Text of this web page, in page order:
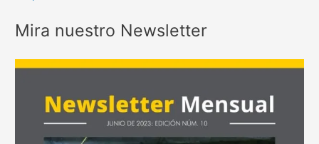
Mira nuestro Newsletter